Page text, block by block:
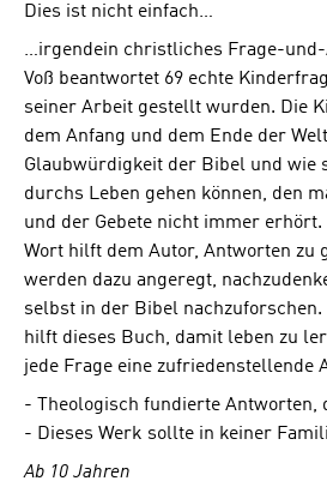
Dies ist nicht einfach…
…irgendein christliches Frage-
Voß beantwortet 69 echte
seiner Arbeit gestellt wurden. Die
dem Anfang und dem Ende der
Glaubwürdigkeit der Bibel und wie
durchs Leben gehen können, den
und der Gebete nicht immer erhört.
Wort hilft dem Autor, Antworten zu
werden dazu angeregt,
selbst in der Bibel nachzuforschen.
hilft dieses Buch, damit leben zu
jede Frage eine zufriedenstellende
- Theologisch fundierte Antworten,
- Dieses Werk sollte in keiner
Ab 10 Jahren